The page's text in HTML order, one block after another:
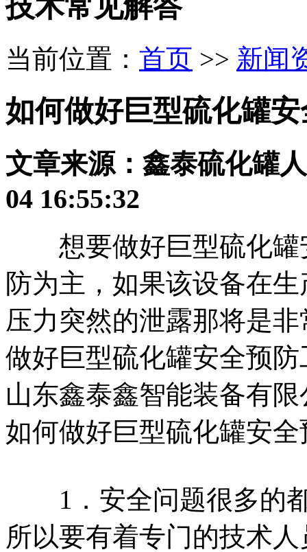
技术常见解答
当前位置： 首页 >> 新闻
如何做好巨型硫化罐
文章来源：鑫泰硫化罐
04 16:55:32
想要做好巨型硫化罐
防为主，如果该设备在
压力突然的泄露那将是
做好巨型硫化罐安全预
山东鑫泰鑫智能装备有
如何做好巨型硫化罐安
1．安全问题很多的都
所以要有着专门的技术